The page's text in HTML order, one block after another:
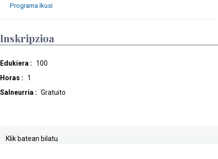
Inskripzioa
Edukiera :
100
Horas :
1
Salneurria : Gratuito
Klik batean bilatu